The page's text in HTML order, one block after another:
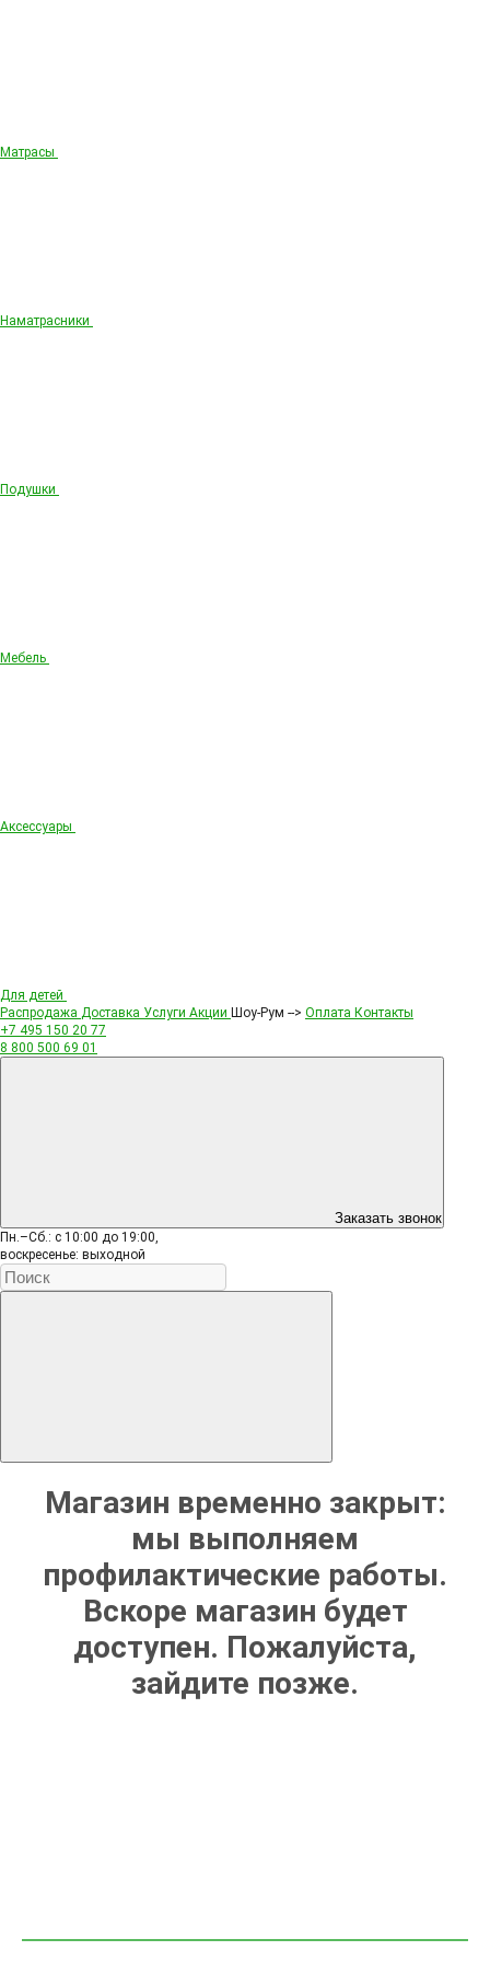
Матрасы
Наматрасники
Подушки
Мебель
Аксессуары
Для детей
Распродажа Доставка Услуги Акции Шоу-Рум --> Оплата Контакты
+7 495 150 20 77
8 800 500 69 01
Заказать звонок
Пн.–Сб.: с 10:00 до 19:00,
воскресенье: выходной
Магазин временно закрыт:
мы выполняем
профилактические работы.
Вскоре магазин будет
доступен. Пожалуйста,
зайдите позже.